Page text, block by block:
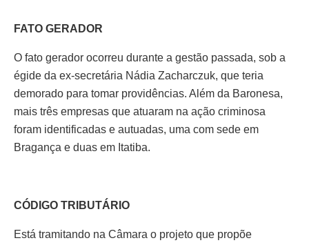
FATO GERADOR
O fato gerador ocorreu durante a gestão passada, sob a
égide da ex-secretária Nádia Zacharczuk, que teria
demorado para tomar providências. Além da Baronesa,
mais três empresas que atuaram na ação criminosa
foram identificadas e autuadas, uma com sede em
Bragança e duas em Itatiba.
CÓDIGO TRIBUTÁRIO
Está tramitando na Câmara o projeto que propõe